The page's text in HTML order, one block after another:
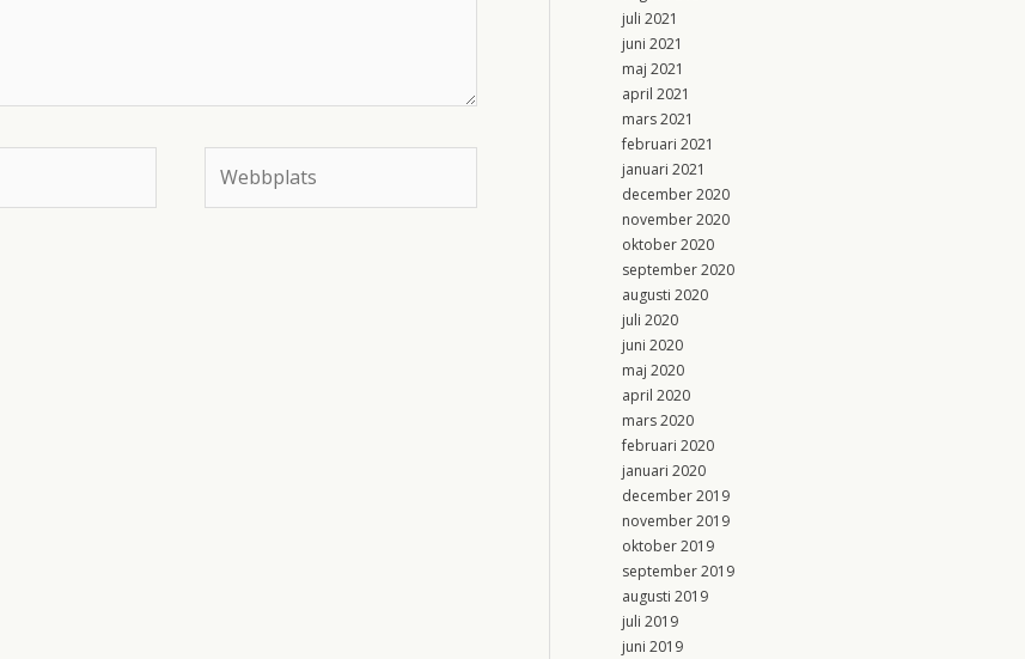
juli 2021
juni 2021
maj 2021
april 2021
mars 2021
februari 2021
januari 2021
december 2020
november 2020
oktober 2020
september 2020
augusti 2020
juli 2020
juni 2020
maj 2020
april 2020
mars 2020
februari 2020
januari 2020
december 2019
november 2019
oktober 2019
september 2019
augusti 2019
juli 2019
juni 2019